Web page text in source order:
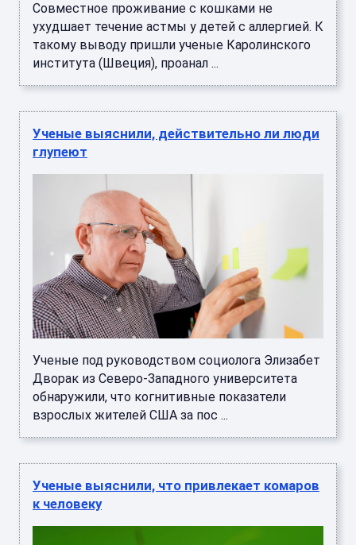
Совместное проживание с кошками не
ухудшает течение астмы у детей с аллергией. К
такому выводу пришли ученые Каролинского
института (Швеция), проанал ...
Ученые выяснили, действительно ли люди
глупеют
Ученые под руководством социолога Элизабет
Дворак из Северо-Западного университета
обнаружили, что когнитивные показатели
взрослых жителей США за пос ...
Ученые выяснили, что привлекает комаров
к человеку